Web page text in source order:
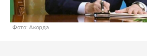
Фото: Акорда